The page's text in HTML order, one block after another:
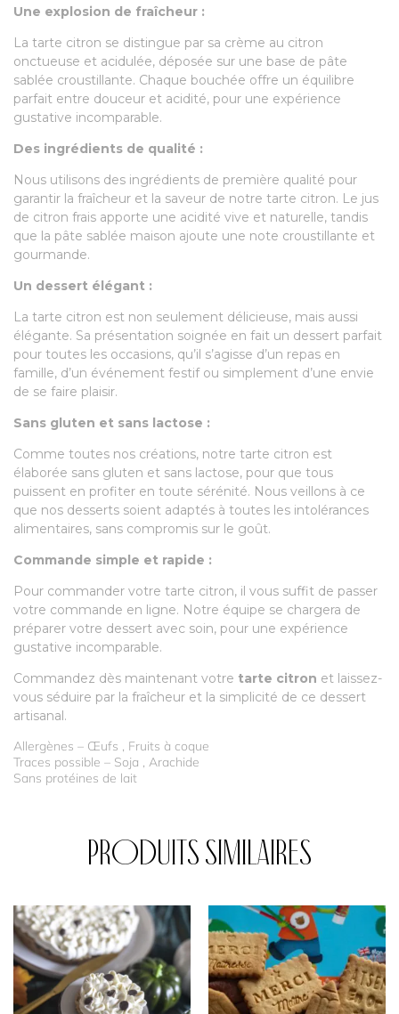
Une explosion de fraîcheur :
La tarte citron se distingue par sa crème au citron
onctueuse et acidulée, déposée sur une base de pâte
sablée croustillante. Chaque bouchée offre un équilibre
parfait entre douceur et acidité, pour une expérience
gustative incomparable.
Des ingrédients de qualité :
Nous utilisons des ingrédients de première qualité pour
garantir la fraîcheur et la saveur de notre tarte citron. Le jus
de citron frais apporte une acidité vive et naturelle, tandis
que la pâte sablée maison ajoute une note croustillante et
gourmande.
Un dessert élégant :
La tarte citron est non seulement délicieuse, mais aussi
élégante. Sa présentation soignée en fait un dessert parfait
pour toutes les occasions, qu’il s’agisse d’un repas en
famille, d’un événement festif ou simplement d’une envie
de se faire plaisir.
Sans gluten et sans lactose :
Comme toutes nos créations, notre tarte citron est
élaborée sans gluten et sans lactose, pour que tous
puissent en profiter en toute sérénité. Nous veillons à ce
que nos desserts soient adaptés à toutes les intolérances
alimentaires, sans compromis sur le goût.
Commande simple et rapide :
Pour commander votre tarte citron, il vous suffit de passer
votre commande en ligne. Notre équipe se chargera de
préparer votre dessert avec soin, pour une expérience
gustative incomparable.
Commandez dès maintenant votre tarte citron et laissez-
vous séduire par la fraîcheur et la simplicité de ce dessert
artisanal.
Allergènes – Œufs , Fruits à coque
Traces possible – Soja , Arachide
Sans protéines de lait
Produits similaires